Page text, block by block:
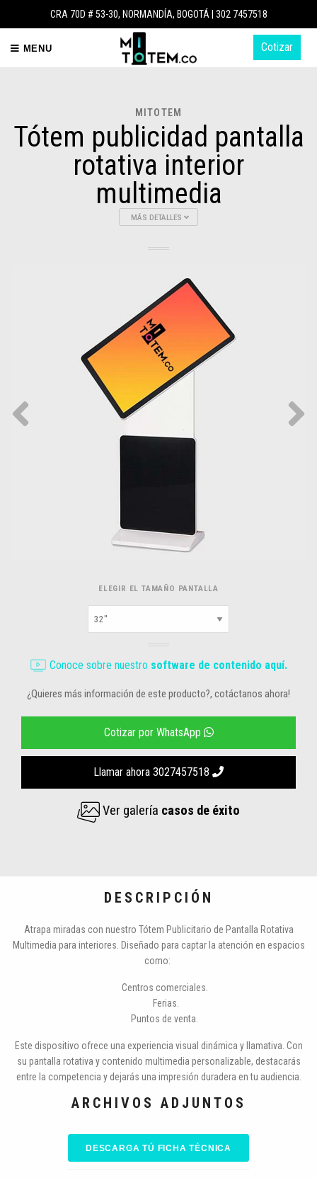
CRA 70D # 53-30, NORMANDÍA, BOGOTÁ | 302 7457518
MENU Cotizar
MITOTEM
Tótem publicidad pantalla
rotativa interior
multimedia
MÁS DETALLES
ELEGIR EL TAMAÑO PANTALLA
Conoce sobre nuestro software de contenido aquí.
¿Quieres más información de este producto?, cotáctanos ahora!
Cotizar por WhatsApp
Llamar ahora 3027457518
Ver galería casos de éxito
DESCRIPCIÓN
Atrapa miradas con nuestro Tótem Publicitario de Pantalla Rotativa
Multimedia para interiores. Diseñado para captar la atención en espacios
como:
Centros comerciales.
Ferias.
Puntos de venta.
Este dispositivo ofrece una experiencia visual dinámica y llamativa. Con
su pantalla rotativa y contenido multimedia personalizable, destacarás
entre la competencia y dejarás una impresión duradera en tu audiencia.
ARCHIVOS ADJUNTOS
DESCARGA TÚ FICHA TÉCNICA